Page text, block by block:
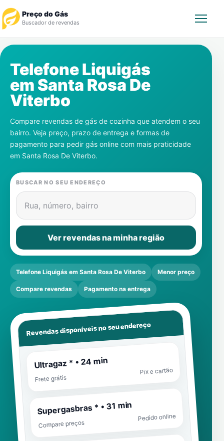
Preço do Gás
Buscador de revendas
Revendedor
Notícias
Cadastre-se
Gás
Contatos
Telefone Liquigás
em Santa Rosa De
Viterbo
Compare revendas de gás de cozinha que atendem o seu
bairro. Veja preço, prazo de entrega e formas de
pagamento para pedir gás online com mais praticidade
em Santa Rosa De Viterbo.
BUSCAR NO SEU ENDEREÇO
Rua, número, bairro
Ver revendas na minha região
Telefone Liquigás em Santa Rosa De Viterbo Menor preço
Compare revendas Pagamento na entrega
Revendas disponíveis no seu endereço
Ultragaz * • 24 min
Frete grátis
Pix e cartão
Supergasbras * • 31 min
Compare preços
Pedido online